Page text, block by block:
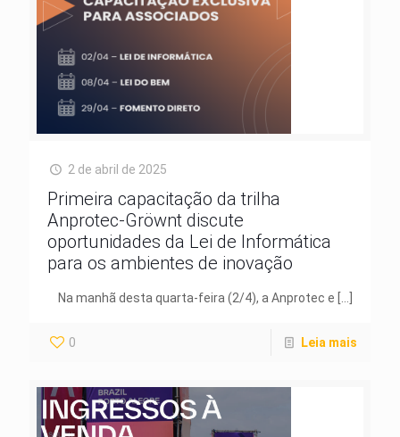
2 de abril de 2025
Primeira capacitação da trilha
Anprotec-Gröwnt discute
oportunidades da Lei de Informática
para os ambientes de inovação
Na manhã desta quarta-feira (2/4), a Anprotec e
0 Leia mais